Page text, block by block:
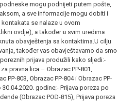
mogu podnijeti putem pošte,
a sve informacije mogu dobiti i
se nalaze u ovom
ovdje), a također u svim uredima
obavještenja sa kontaktima.U cilju
također vas obavještavamo da smo
prijava produžili kako sljedi:-
pravna lica – Obrazac PP-801,
PP-803, Obrazac PP-804 i Obrazac PP-
godine;- Prijava poreza po
(Obrazac POD-815), Prijava poreza